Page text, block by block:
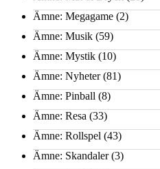
Ämne: Megagame (2)
Ämne: Musik (59)
Ämne: Mystik (10)
Ämne: Nyheter(81)
Ämne: Pinball (8)
Ämne: Resa (33)
Ämne: Rollspel (43)
Ämne: Skandaler(3)